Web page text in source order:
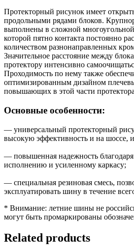
Протекторный рисунок имеет
продольными рядами блоков.
выполнены в сложной
которой пятно контакта постоянно
количеством разнонаправленных
Значительное расстояние между
протектору интенсивно
Проходимость по нему также
оптимизированным дизайном
повышающих в этой части
Основные особенности:
— универсальный протекторный
высокую эффективность и на шоссе,
— повышенная надежность
исполнению и усиленному каркасу;
— специальная резиновая смесь,
эксплуатировать шину в течение
* Внимание: летние шины не
могут быть промаркированы
Related products